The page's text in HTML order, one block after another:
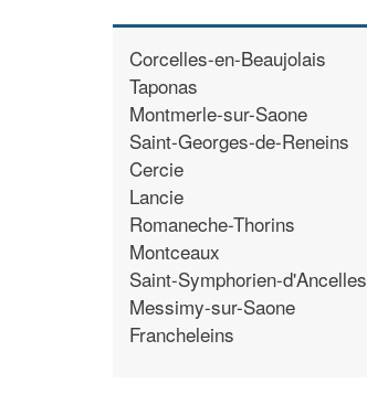
Corcelles-en-Beaujolais
Taponas
Montmerle-sur-Saone
Saint-Georges-de-Reneins
Cercie
Lancie
Romaneche-Thorins
Montceaux
Saint-Symphorien-d'Ancelles
Messimy-sur-Saone
Francheleins